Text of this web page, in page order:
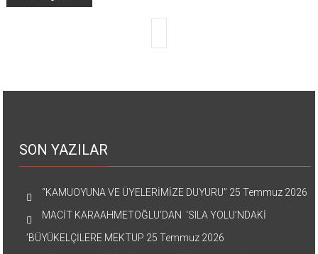
SON YAZILAR
“KAMUOYUNA VE ÜYELERİMİZE DUYURU” 25 Temmuz 2026
MACİT KARAAHMETOĞLU’DAN ‘SILA YOLU’NDAKİ
’BÜYÜKELÇİLERE MEKTUP 25 Temmuz 2026